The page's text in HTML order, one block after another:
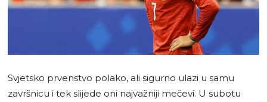
Svjetsko prvenstvo polako, ali sigurno ulazi u samu
završnicu i tek slijede oni najvažniji mečevi. U subotu